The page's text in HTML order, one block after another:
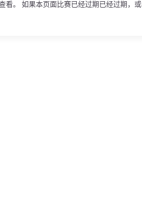
看。 如果本页面比赛已经过期已经过期，